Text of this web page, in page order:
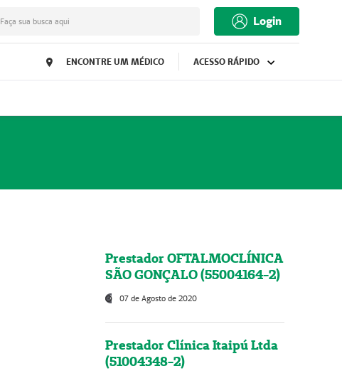
Faça sua busca aqui Login
ENCONTRE UM MÉDICO ACESSO RÁPIDO
Prestador OFTALMOCLÍNICA
SÃO GONÇALO (55004164-2)
07 de Agosto de 2020
Prestador Clínica Itaipú Ltda
(51004348-2)